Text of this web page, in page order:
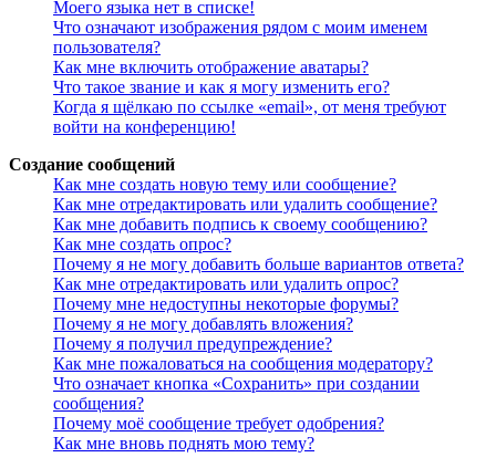
Моего языка нет в списке!
Что означают изображения рядом с моим именем
пользователя?
Как мне включить отображение аватары?
Что такое звание и как я могу изменить его?
Когда я щёлкаю по ссылке «email», от меня требуют
войти на конференцию!
Создание сообщений
Как мне создать новую тему или сообщение?
Как мне отредактировать или удалить сообщение?
Как мне добавить подпись к своему сообщению?
Как мне создать опрос?
Почему я не могу добавить больше вариантов ответа?
Как мне отредактировать или удалить опрос?
Почему мне недоступны некоторые форумы?
Почему я не могу добавлять вложения?
Почему я получил предупреждение?
Как мне пожаловаться на сообщения модератору?
Что означает кнопка «Сохранить» при создании
сообщения?
Почему моё сообщение требует одобрения?
Как мне вновь поднять мою тему?